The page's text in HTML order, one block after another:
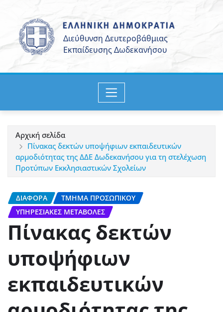
περιεχόμενο
Αρχική σελίδα
Πίνακας δεκτών υποψήφιων εκπαιδευτικών
αρμοδιότητας της ΔΔΕ Δωδεκανήσου για τη στελέχωση
Προτύπων Εκκλησιαστικών Σχολείων
ΔΙΆΦΟΡΑ
ΤΜΉΜΑ ΠΡΟΣΩΠΙΚΟΎ
ΥΠΗΡΕΣΙΑΚΈΣ ΜΕΤΑΒΟΛΈΣ
Πίνακας δεκτών
υποψήφιων
εκπαιδευτικών